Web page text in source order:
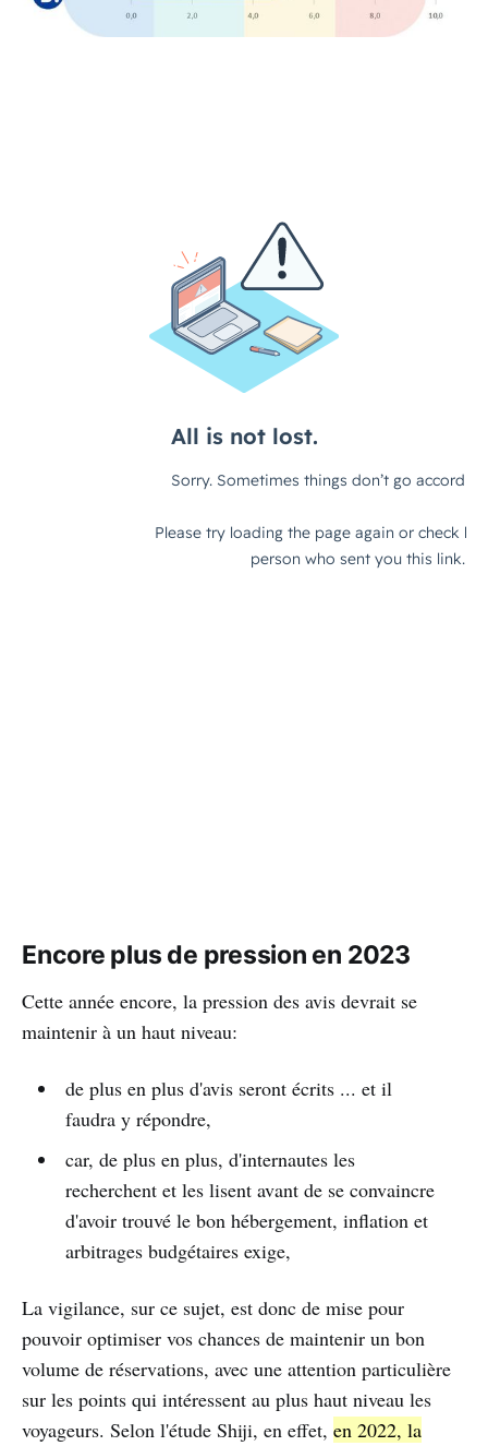
Encore plus de pression en 2023
Cette année encore, la pression des avis devrait se
maintenir à un haut niveau:
de plus en plus d'avis seront écrits ... et il
faudra y répondre,
car, de plus en plus, d'internautes les
recherchent et les lisent avant de se convaincre
d'avoir trouvé le bon hébergement, inflation et
arbitrages budgétaires exige,
La vigilance, sur ce sujet, est donc de mise pour
pouvoir optimiser vos chances de maintenir un bon
volume de réservations, avec une attention particulière
sur les points qui intéressent au plus haut niveau les
voyageurs. Selon l'étude Shiji, en effet, en 2022, la